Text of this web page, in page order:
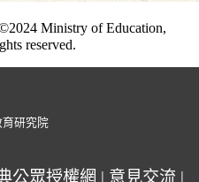
Ministry of Education,
reserved.
公眾授權網 | 意見交流 |